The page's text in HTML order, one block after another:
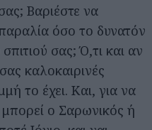
Βαριέστε να
όσο το δυνατόν
σας; Ό,τι και αν
καλοκαιρινές
το έχει. Και, για να
ο Σαρωνικός ή